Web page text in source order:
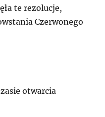
te rezolucje,
Czerwonego
otwarcia